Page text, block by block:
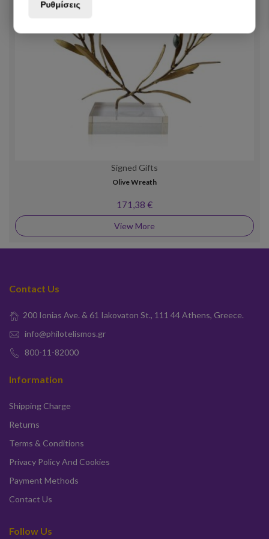
Signed Gifts
Olive Wreath
171,38 €
View More
Contact Us
200 Ionias Ave. & 61 Iakovaton St., 111 44 Athens, Greece.
info@philotelismos.gr
800-11-82000
Information
Shipping Charge
Returns
Terms & Conditions
Privacy Policy And Cookies
Payment Methods
Contact Us
Follow Us
Ρυθμίσεις